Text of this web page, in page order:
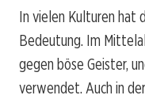
In vielen Kulturen hat
Bedeutung. Im
gegen böse Geister,
verwendet. Auch in